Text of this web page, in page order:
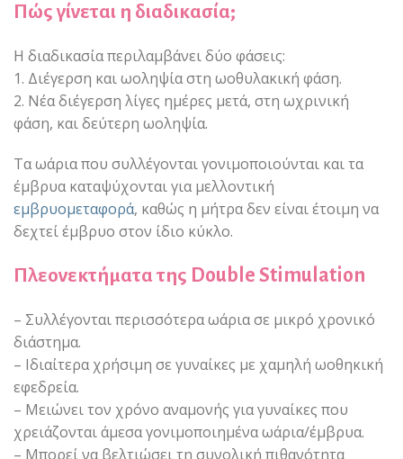
Πώς γίνεται η διαδικασία;
Η διαδικασία περιλαμβάνει δύο φάσεις:
1. Διέγερση και ωοληψία στη ωοθυλακική φάση.
2. Νέα διέγερση λίγες ημέρες μετά, στη ωχρινική
φάση, και δεύτερη ωοληψία.
Τα ωάρια που συλλέγονται γονιμοποιούνται και τα
έμβρυα καταψύχονται για μελλοντική
εμβρυομεταφορά, καθώς η μήτρα δεν είναι έτοιμη να
δεχτεί έμβρυο στον ίδιο κύκλο.
Πλεονεκτήματα της Double Stimulation
– Συλλέγονται περισσότερα ωάρια σε μικρό χρονικό
διάστημα.
– Ιδιαίτερα χρήσιμη σε γυναίκες με χαμηλή ωοθηκική
εφεδρεία.
– Μειώνει τον χρόνο αναμονής για γυναίκες που
χρειάζονται άμεσα γονιμοποιημένα ωάρια/έμβρυα.
– Μπορεί να βελτιώσει τη συνολική πιθανότητα